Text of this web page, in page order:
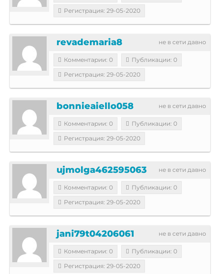
Регистрация: 29-05-2020
не в сети давно
revademaria8
Комментарии: 0
Публикации: 0
Регистрация: 29-05-2020
не в сети давно
bonnieaiello058
Комментарии: 0
Публикации: 0
Регистрация: 29-05-2020
не в сети давно
ujmolga462595063
Комментарии: 0
Публикации: 0
Регистрация: 29-05-2020
не в сети давно
jani79t04206061
Комментарии: 0
Публикации: 0
Регистрация: 29-05-2020